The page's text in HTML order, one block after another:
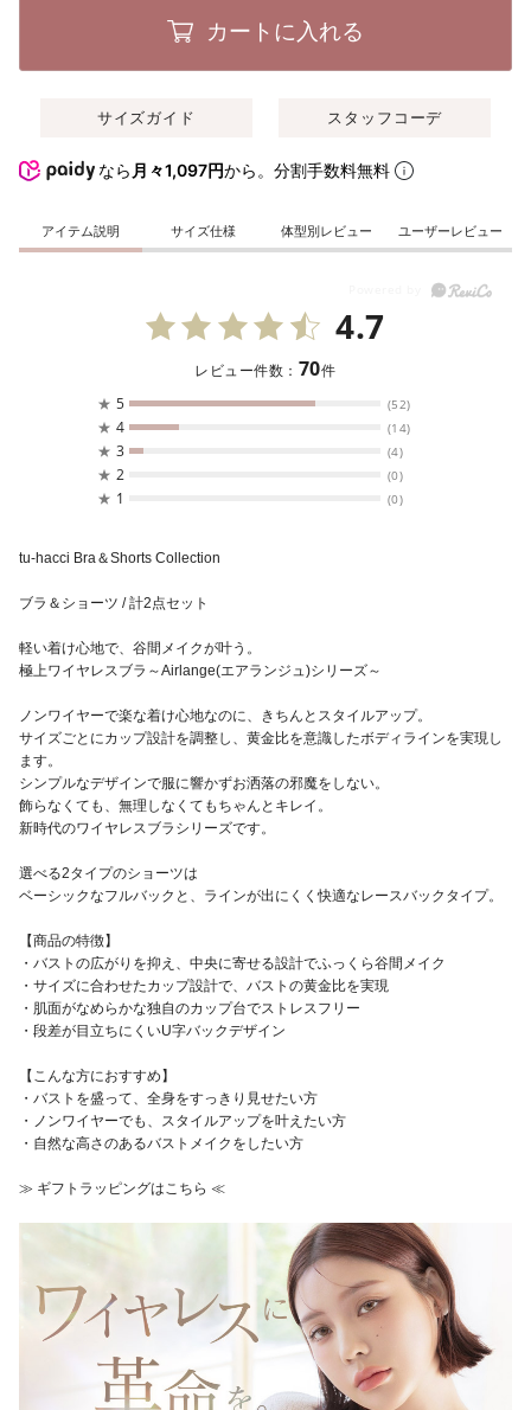
カートに入れる
サイズガイド スタッフコーデ
なら 月々1,097円から。分割手数料無料
アイテム説明 サイズ仕様 体型別レビュー ユーザーレビュー
4.7
レビュー件数： 70件
★ 5 (52)
★ 4 (14)
★ 3 (4)
★ 2 (0)
★ 1 (0)
tu-hacci Bra＆Shorts Collection
ブラ＆ショーツ / 計2点セット
軽い着け心地で、谷間メイクが叶う。
極上ワイヤレスブラ～Airlange(エアランジュ)シリーズ～
ノンワイヤーで楽な着け心地なのに、きちんとスタイルアップ。
サイズごとにカップ設計を調整し、黄金比を意識したボディラインを実現し
ます。
シンプルなデザインで服に響かずお洒落の邪魔をしない。
飾らなくても、無理しなくてもちゃんとキレイ。
新時代のワイヤレスブラシリーズです。
選べる2タイプのショーツは
ベーシックなフルバックと、ラインが出にくく快適なレースバックタイプ。
【商品の特徴】
・バストの広がりを抑え、中央に寄せる設計でふっくら谷間メイク
・サイズに合わせたカップ設計で、バストの黄金比を実現
・肌面がなめらかな独自のカップ台でストレスフリー
・段差が目立ちにくいU字バックデザイン
【こんな方におすすめ】
・バストを盛って、全身をすっきり見せたい方
・ノンワイヤーでも、スタイルアップを叶えたい方
・自然な高さのあるバストメイクをしたい方
≫ ギフトラッピングはこちら ≪